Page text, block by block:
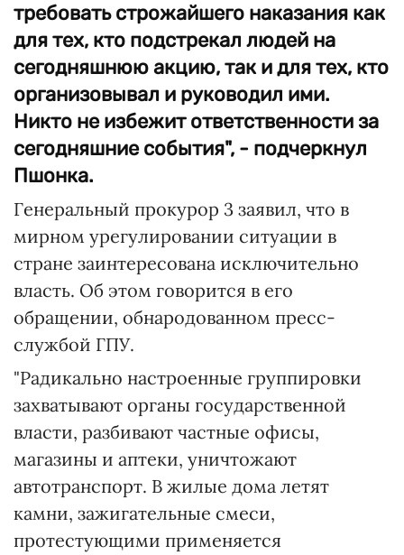
требовать строжайшего наказания как
для тех, кто подстрекал людей на
сегодняшнюю акцию, так и для тех, кто
организовывал и руководил ими.
Никто не избежит ответственности за
сегодняшние события", - подчеркнул
Пшонка.
Генеральный прокурор 3 заявил, что в
мирном урегулировании ситуации в
стране заинтересована исключительно
власть. Об этом говорится в его
обращении, обнародованном пресс-
службой ГПУ.
"Радикально настроенные группировки
захватывают органы государственной
власти, разбивают частные офисы,
магазины и аптеки, уничтожают
автотранспорт. В жилые дома летят
камни, зажигательные смеси,
протестующими применяется